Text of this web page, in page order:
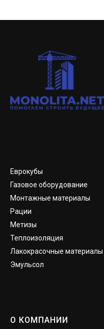
Еврокубы
Газовое оборудование
Монтажные материалы
Рации
Метизы
Теплоизоляция
Лакокрасочные материалы
Эмульсол
О КОМПАНИИ